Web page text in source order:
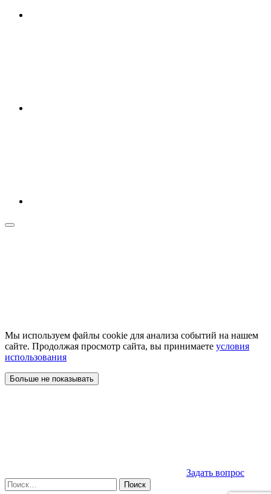
Мы используем файлы cookie для анализа событий на нашем
сайте. Продолжая просмотр сайта, вы принимаете условия
использования
Больше не показывать
Задать вопрос
Найти: